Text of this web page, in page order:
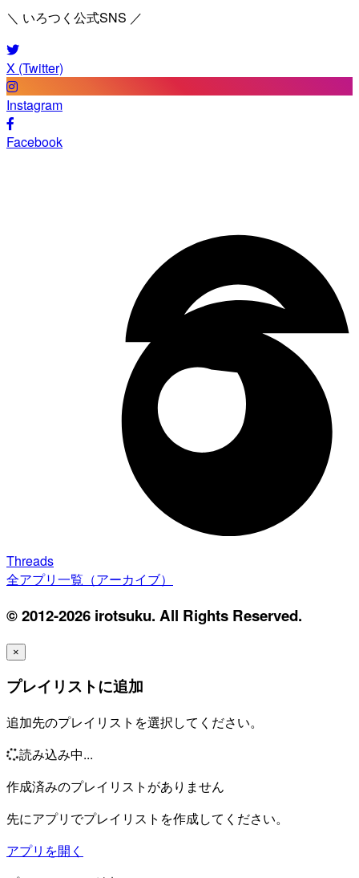
＼ いろつく公式SNS ／
X (Twitter)
Instagram
Facebook
Threads
全アプリ一覧（アーカイブ）
© 2012-2026 irotsuku. All Rights Reserved.
×
プレイリストに追加
追加先のプレイリストを選択してください。
読み込み中...
作成済みのプレイリストがありません
先にアプリでプレイリストを作成してください。
アプリを開く